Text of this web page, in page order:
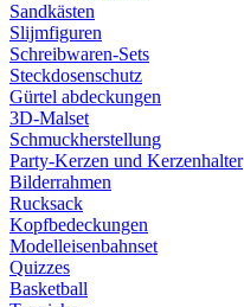
Sandkästen
Slijmfiguren
Schreibwaren-Sets
Steckdosenschutz
Gürtel abdeckungen
3D-Malset
Schmuckherstellung
Party-Kerzen und Kerzenhalter
Bilderrahmen
Rucksack
Kopfbedeckungen
Modelleisenbahnset
Quizzes
Basketball